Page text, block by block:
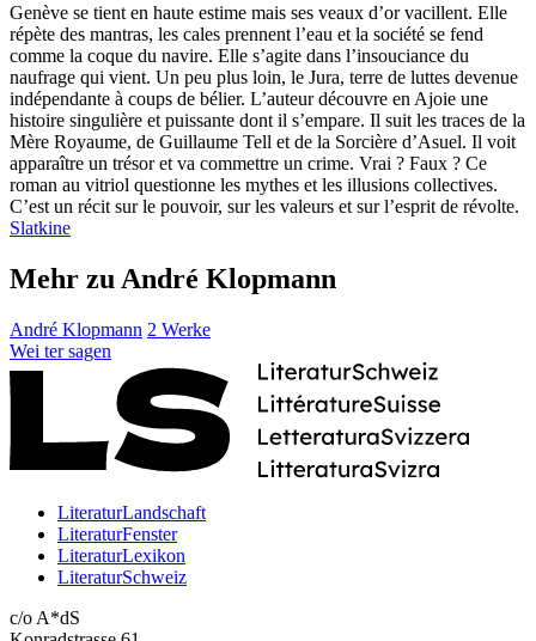
Genève se tient en haute estime mais ses veaux d’or vacillent. Elle
répète des mantras, les cales prennent l’eau et la société se fend
comme la coque du navire. Elle s’agite dans l’insouciance du
naufrage qui vient. Un peu plus loin, le Jura, terre de luttes devenue
indépendante à coups de bélier. L’auteur découvre en Ajoie une
histoire singulière et puissante dont il s’empare. Il suit les traces de la
Mère Royaume, de Guillaume Tell et de la Sorcière d’Asuel. Il voit
apparaître un trésor et va commettre un crime. Vrai ? Faux ? Ce
roman au vitriol questionne les mythes et les illusions collectives.
C’est un récit sur le pouvoir, sur les valeurs et sur l’esprit de révolte.
Slatkine
Mehr zu André Klopmann
André Klopmann 2 Werke
Wei ter sagen
LiteraturLandschaft
LiteraturFenster
LiteraturLexikon
LiteraturSchweiz
c/o A*dS